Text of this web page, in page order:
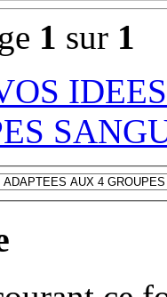
1 sur 1